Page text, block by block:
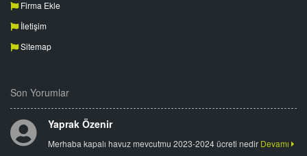
Firma Ekle
İletişim
Sitemap
Son Yorumlar
Yaprak Özenir
Merhaba kapalı havuz mevcutmu 2023-2024 ücreti nedir Devamı